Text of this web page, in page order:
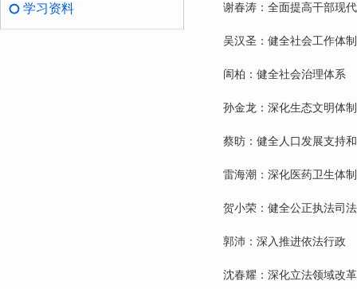
学习资料 谢春涛：全面提高干部现
吴汉圣：健全社会工作体
訚柏：健全社会治理体系
孙金龙：深化生态文明体
蔡昉：健全人口发展支持
雷海潮：深化医药卫生体
贺小荣：健全公正执法司
郭沛：深入推进依法行政
沈春耀：深化立法领域改革